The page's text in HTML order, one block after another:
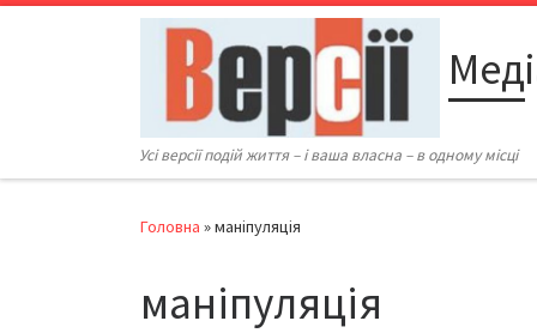
Перейти до вмісту
Усі версії подій життя – і ваша власна – в одному місці
Головна »маніпуляція
маніпуляція